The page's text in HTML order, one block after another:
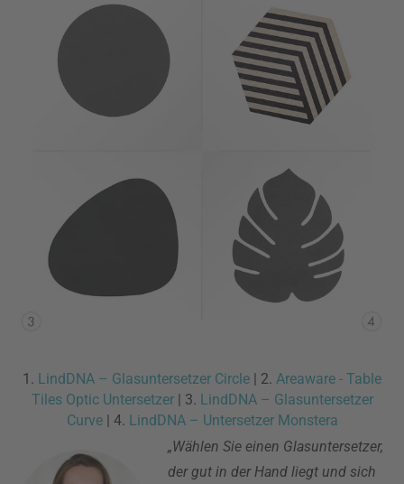
1. LindDNA – Glasuntersetzer Circle | 2. Areaware - Table
Tiles Optic Untersetzer| 3. LindDNA – Glasuntersetzer
Curve| 4. LindDNA – Untersetzer Monstera
„Wählen Sie einen Glasuntersetzer,
der gut in der Hand liegt und sich